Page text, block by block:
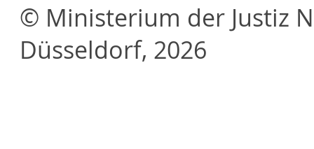
© Ministerium der Justiz
Düsseldorf, 2026